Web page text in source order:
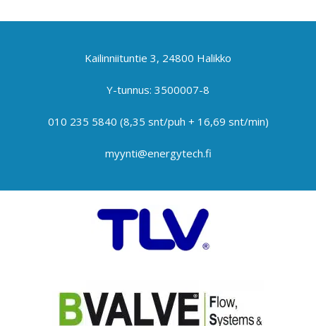
Kailinniituntie 3, 24800 Halikko
Y-tunnus: 3500007-8
010 235 5840 (8,35 snt/puh + 16,69 snt/min)
myynti@energytech.fi